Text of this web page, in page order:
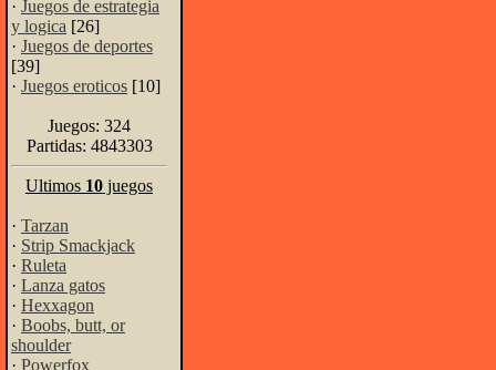
· Juegos de estrategia
y logica [26]
· Juegos de deportes
[39]
· Juegos eroticos [10]
Juegos: 324
Partidas: 4843303
Ultimos 10 juegos
· Tarzan
· Strip Smackjack
· Ruleta
· Lanza gatos
· Hexxagon
· Boobs, butt, or
shoulder
· Powerfox